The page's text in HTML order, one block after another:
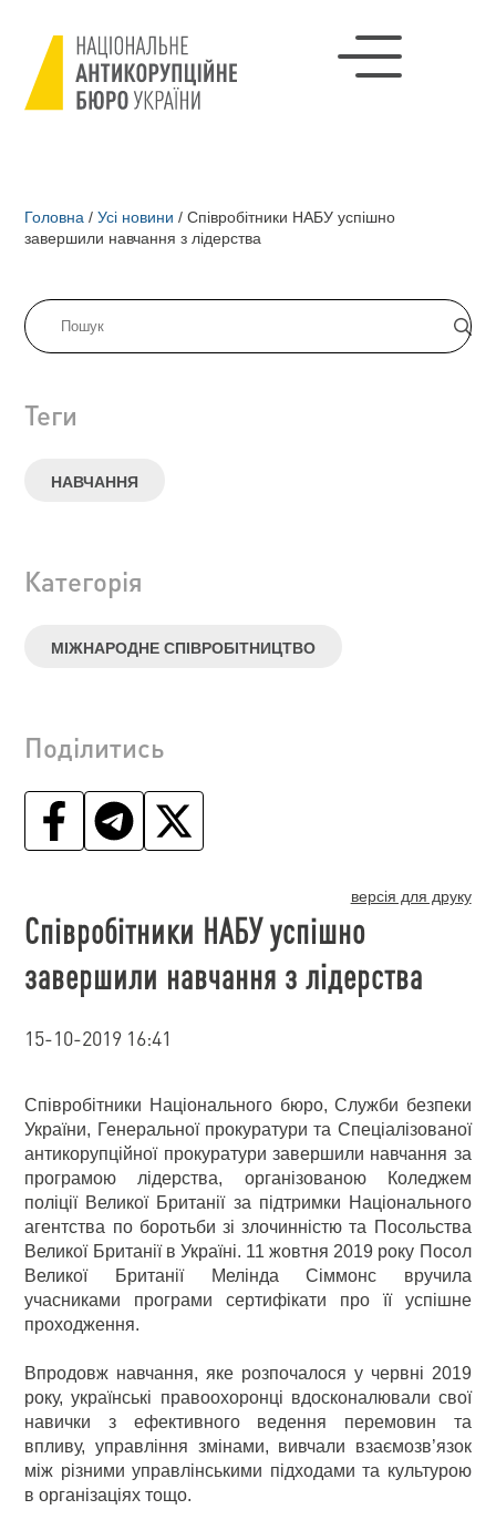
Головна / Усі новини / Співробітники НАБУ успішно
завершили навчання з лідерства
Теги
НАВЧАННЯ
Категорія
МІЖНАРОДНЕ СПІВРОБІТНИЦТВО
Поділитись
версія для друку
Співробітники НАБУ успішно
завершили навчання з лідерства
15-10-2019 16:41
Співробітники Національного бюро, Служби безпеки
України, Генеральної прокуратури та Спеціалізованої
антикорупційної прокуратури завершили навчання за
програмою лідерства, організованою Коледжем
поліції Великої Британії за підтримки Національного
агентства по боротьби зі злочинністю та Посольства
Великої Британії в Україні. 11 жовтня 2019 року Посол
Великої Британії Мелінда Сіммонс вручила
учасниками програми сертифікати про її успішне
проходження.
Впродовж навчання, яке розпочалося у червні 2019
року, українські правоохоронці вдосконалювали свої
навички з ефективного ведення перемовин та
впливу, управління змінами, вивчали взаємозв’язок
між різними управлінськими підходами та культурою
в організаціях тощо.